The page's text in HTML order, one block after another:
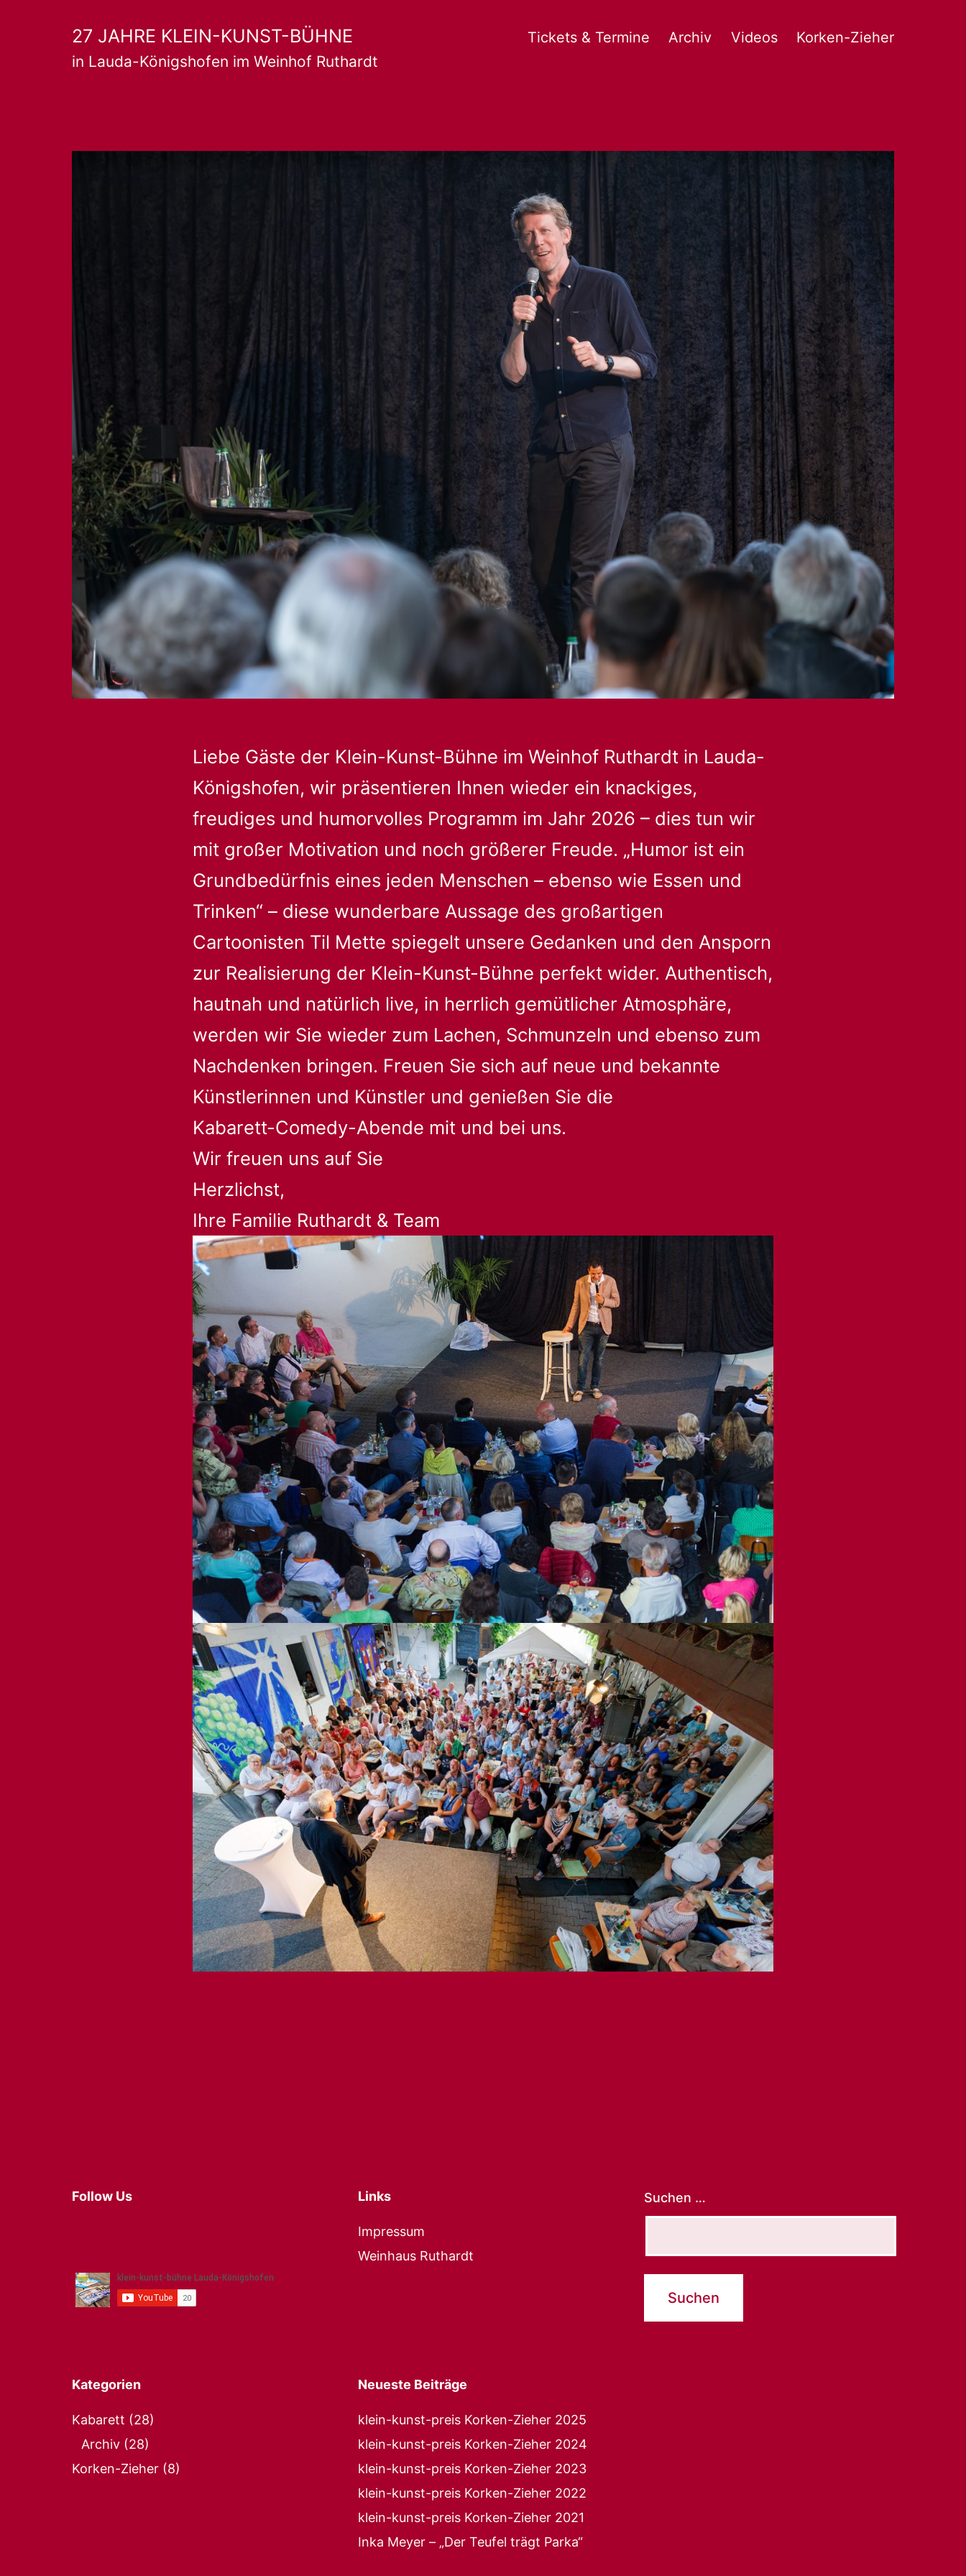
27 JAHRE KLEIN-KUNST-BÜHNE
in Lauda-Königshofen im Weinhof Ruthardt
Tickets & Termine Archiv Videos Korken-Zieher
Liebe Gäste der Klein-Kunst-Bühne im Weinhof Ruthardt in Lauda-
Königshofen, wir präsentieren Ihnen wieder ein knackiges,
freudiges und humorvolles Programm im Jahr 2026 – dies tun wir
mit großer Motivation und noch größerer Freude. „Humor ist ein
Grundbedürfnis eines jeden Menschen – ebenso wie Essen und
Trinken“ – diese wunderbare Aussage des großartigen
Cartoonisten Til Mette spiegelt unsere Gedanken und den Ansporn
zur Realisierung der Klein-Kunst-Bühne perfekt wider. Authentisch,
hautnah und natürlich live, in herrlich gemütlicher Atmosphäre,
werden wir Sie wieder zum Lachen, Schmunzeln und ebenso zum
Nachdenken bringen. Freuen Sie sich auf neue und bekannte
Künstlerinnen und Künstler und genießen Sie die
Kabarett-Comedy-Abende mit und bei uns.
Wir freuen uns auf Sie
Herzlichst,
Ihre Familie Ruthardt & Team
Follow Us Links
Impressum
Weinhaus Ruthardt
Suchen …
Kategorien
Kabarett (28)
Archiv (28)
Korken-Zieher (8)
Neueste Beiträge
klein-kunst-preis Korken-Zieher 2025
klein-kunst-preis Korken-Zieher 2024
klein-kunst-preis Korken-Zieher 2023
klein-kunst-preis Korken-Zieher 2022
klein-kunst-preis Korken-Zieher 2021
Inka Meyer – „Der Teufel trägt Parka“